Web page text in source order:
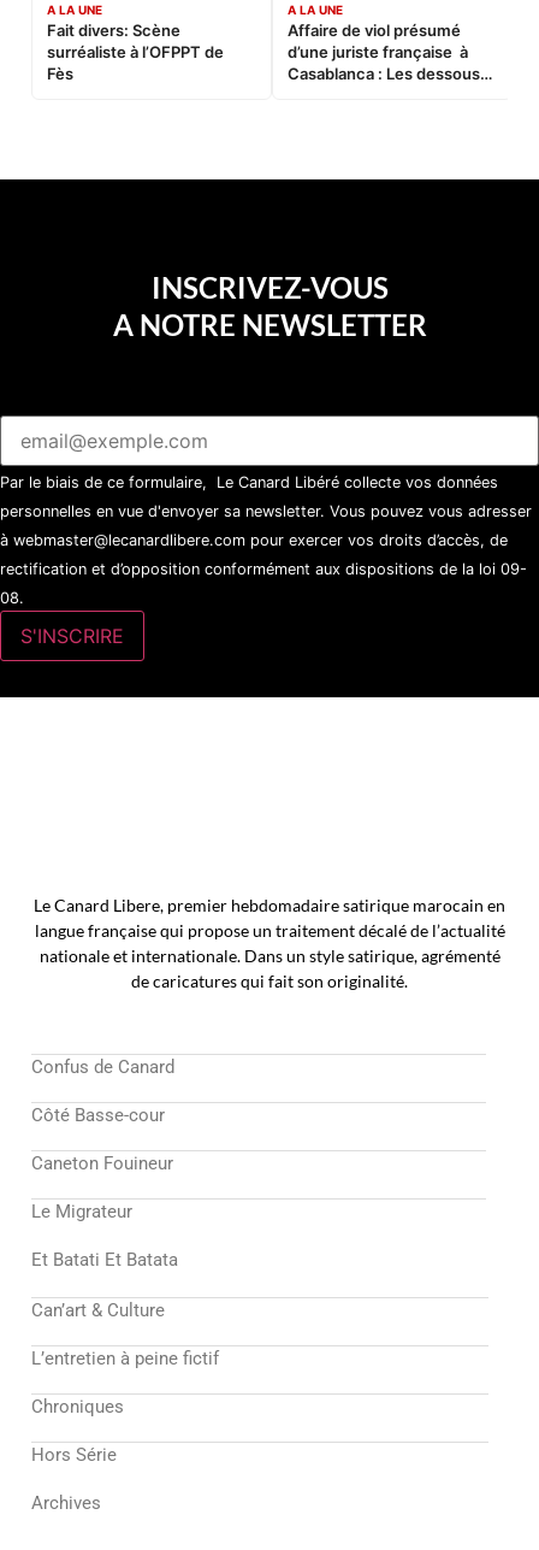
A LA UNE
Fait divers: Scène
surréaliste à l’OFPPT de
Fès
A LA UNE
Affaire de viol présumé
d’une juriste française à
Casablanca : Les dessous
INSCRIVEZ-VOUS
A NOTRE NEWSLETTER
Par le biais de ce formulaire, Le Canard Libéré collecte vos données
personnelles en vue d'envoyer sa newsletter. Vous pouvez vous adresser
à webmaster@lecanardlibere.com pour exercer vos droits d’accès, de
rectification et d’opposition conformément aux dispositions de la loi 09-
08.
Le Canard Libere, premier hebdomadaire satirique marocain en
langue française qui propose un traitement décalé de l’actualité
nationale et internationale. Dans un style satirique, agrémenté
de caricatures qui fait son originalité.
Confus de Canard
Côté Basse-cour
Caneton Fouineur
Le Migrateur
Et Batati Et Batata
Can’art & Culture
L’entretien à peine fictif
Chroniques
Hors Série
Archives